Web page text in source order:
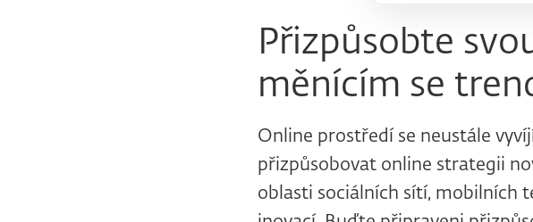
Přizpůsobte
měnícím se
Online prostředí se neustále
přizpůsobovat online strategii
oblasti sociálních sítí, mobilních